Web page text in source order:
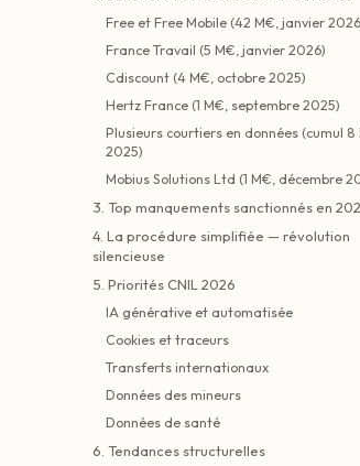
Free et Free Mobile (42 M€, janvier
France Travail (5 M€, janvier 2026)
Cdiscount (4 M€, octobre 2025)
Hertz France (1 M€, septembre 2025)
Plusieurs courtiers en données (cumul 8
2025)
Mobius Solutions Ltd (1 M€, décembre
3. Top manquements sanctionnés en
4. La procédure simplifiée — révolution
silencieuse
5. Priorités CNIL 2026
IA générative et automatisée
Cookies et traceurs
Transferts internationaux
Données des mineurs
Données de santé
6. Tendances structurelles